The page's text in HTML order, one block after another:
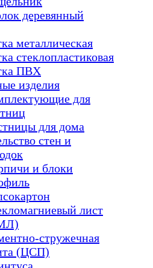
деревянный
металлическая
стеклопластиковая
ПВХ
изделия
для
для дома
стен и
и блоки
лист
стружечная
(ЦСП)